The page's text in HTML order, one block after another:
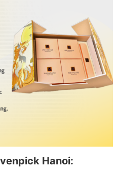
Hanoi: